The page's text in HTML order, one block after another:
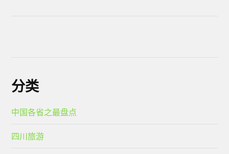
分类
中国各省之最盘点
四川旅游